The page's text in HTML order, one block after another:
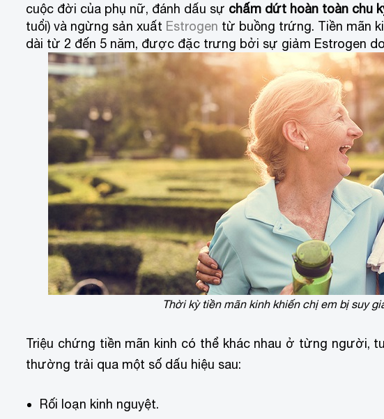
cuộc đời của phụ nữ, đánh dấu sự chấm dứt hoàn toàn chu
tuổi) và ngừng sản xuất Estrogen từ buồng trứng. Tiền mãn
dài từ 2 đến 5 năm, được đặc trưng bởi sự giảm Estrogen
Thời kỳ tiền mãn kinh khiến chị em bị suy
Triệu chứng tiền mãn kinh có thể khác nhau ở từng người,
thường trải qua một số dấu hiệu sau:
Rối loạn kinh nguyệt.